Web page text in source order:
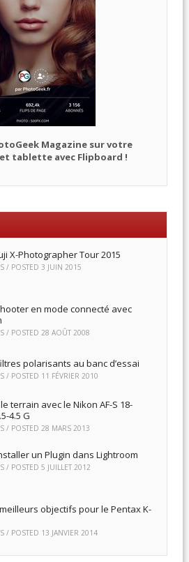
Magazine sur votre
tablette avec Flipboard !
X-Photographer Tour 2015
/ POSTED 3 JUIN 2015
en mode connecté avec
/ POSTED 28 AOÛT 2008
polarisants au banc d’essai
/ POSTED 11 FÉVRIER 2010
terrain avec le Nikon AF-S 18-
4.5 G
/ POSTED 28 MARS 2013
un Plugin dans Lightroom
/ POSTED 5 JUILLET 2012
objectifs pour le Pentax K-
/ POSTED 13 JANVIER 2014